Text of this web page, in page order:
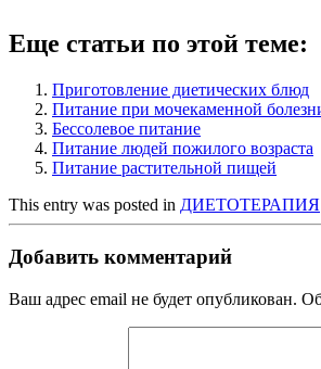
Еще статьи по этой теме:
Приготовление диетических блюд
Питание при мочекаменной
Бессолевое питание
Питание людей пожилого возраста
Питание растительной пищей
This entry was posted in ДИЕТОТЕРАПИЯ
Добавить комментарий
Ваш адрес email не будет опубликован.